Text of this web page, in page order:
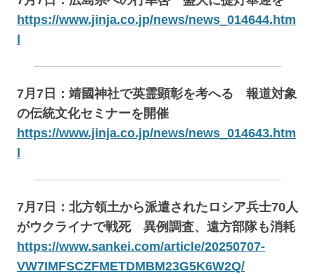
https://www.jinja.co.jp/news/news_014644.htm
l
7月7日：靖國神社で英霊顕彰を考へる 報道対象
の伝統文化セミナーを開催
https://www.jinja.co.jp/news/news_014643.htm
l
7月7日：北方領土から派遣されたロシア兵士70人
がウクライナで戦死 異例調査、遠方部隊も消耗
https://www.sankei.com/article/20250707-
VW7IMFSCZFMETDMBM23G5K6W2Q/